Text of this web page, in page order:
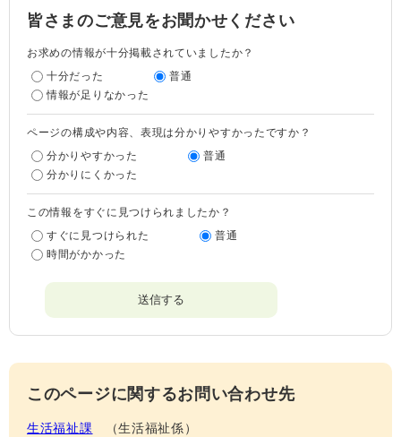
皆さまのご意見をお聞かせください
お求めの情報が十分掲載されていましたか？
十分だった
普通
情報が足りなかった
ページの構成や内容、表現は分かりやすかったですか？
分かりやすかった
普通
分かりにくかった
この情報をすぐに見つけられましたか？
すぐに見つけられた
普通
時間がかかった
このページに関するお問い合わせ先
生活福祉課
生活福祉係